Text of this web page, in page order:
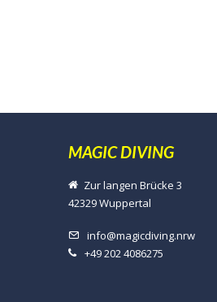
MAGIC DIVING
Zur langen Brücke 3
42329 Wuppertal
info@magicdiving.nrw
+49 202 4086275